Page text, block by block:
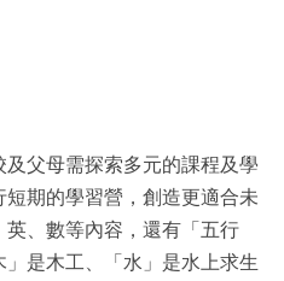
及父母需探索多元的課程及學
期的學習營，創造更適合未
、數等內容，還有「五行
是木工、「水」是水上求生